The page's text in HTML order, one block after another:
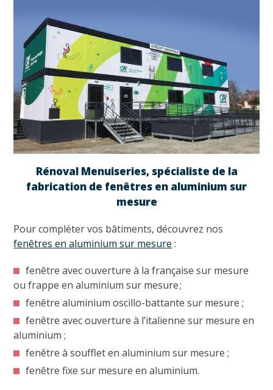
Rénoval Menuiseries, spécialiste de la
fabrication de fenêtres en aluminium sur
mesure
Pour compléter vos bâtiments, découvrez nos
fenêtres en aluminium sur mesure :
fenêtre avec ouverture à la française sur mesure
ou frappe en aluminium sur mesure ;
fenêtre aluminium oscillo-battante sur mesure ;
fenêtre avec ouverture à l’italienne sur mesure en
aluminium ;
fenêtre à soufflet en aluminium sur mesure ;
fenêtre fixe sur mesure en aluminium.